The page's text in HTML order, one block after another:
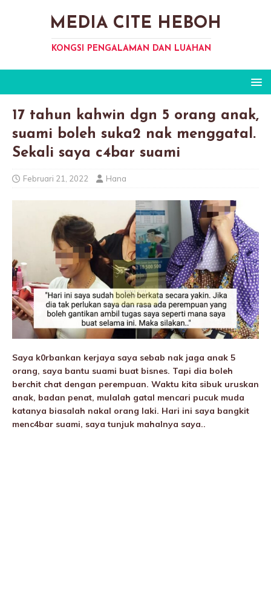
MEDIA CITE HEBOH
KONGSI PENGALAMAN DAN LUAHAN
17 tahun kahwin dgn 5 orang anak,
suami boleh suka2 nak menggatal.
Sekali saya c4bar suami
Februari 21, 2022 Hana
Saya k0rbankan kerjaya saya sebab nak jaga anak 5
orang, saya bantu suami buat bisnes. Tapi dia boleh
berchit chat dengan perempuan. Waktu kita sibuk uruskan
anak, badan penat, mulalah gatal mencari pucuk muda
katanya biasalah nakal orang laki. Hari ini saya bangkit
menc4bar suami, saya tunjuk mahalnya saya..